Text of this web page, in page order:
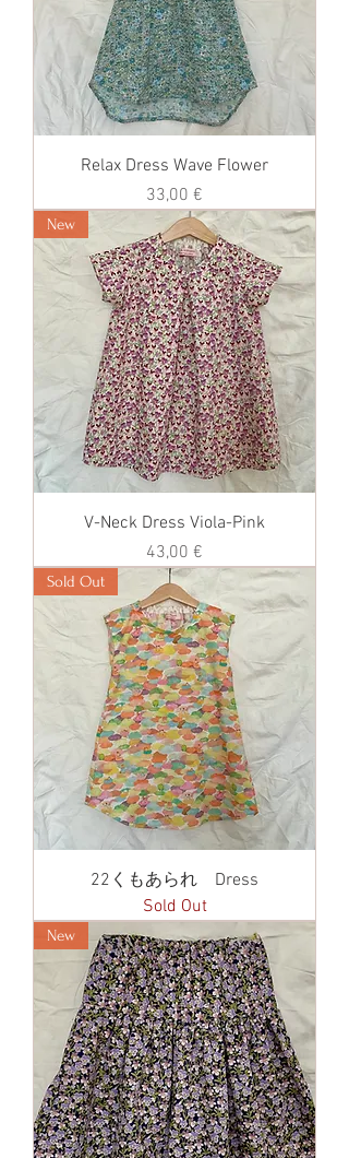
Relax Dress Wave Flower
価格
33,00 €
New
V-Neck Dress Viola-Pink
価格
43,00 €
Sold Out
22くもあられ Dress
Sold Out
New